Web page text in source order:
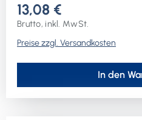
13,08 €
Brutto, inkl. MwSt.
Preise zzgl. Versandkosten
In den